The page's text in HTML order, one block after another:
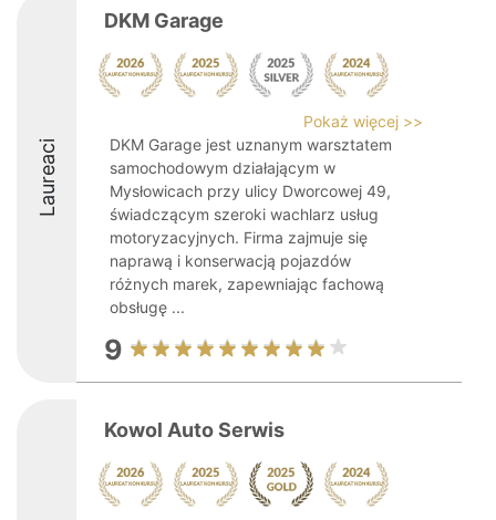
Laureaci
DKM Garage
Pokaż więcej >>
DKM Garage jest uznanym warsztatem
samochodowym działającym w
Mysłowicach przy ulicy Dworcowej 49,
świadczącym szeroki wachlarz usług
motoryzacyjnych. Firma zajmuje się
naprawą i konserwacją pojazdów
różnych marek, zapewniając fachową
obsługę ...
9
Kowol Auto Serwis